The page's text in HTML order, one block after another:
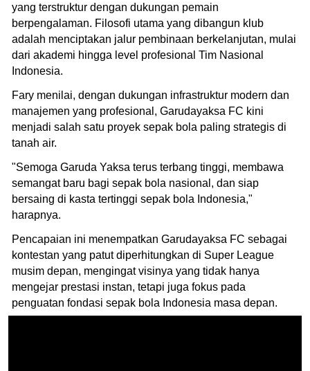
yang terstruktur dengan dukungan pemain
berpengalaman. Filosofi utama yang dibangun klub
adalah menciptakan jalur pembinaan berkelanjutan, mulai
dari akademi hingga level profesional Tim Nasional
Indonesia.
Fary menilai, dengan dukungan infrastruktur modern dan
manajemen yang profesional, Garudayaksa FC kini
menjadi salah satu proyek sepak bola paling strategis di
tanah air.
"Semoga Garuda Yaksa terus terbang tinggi, membawa
semangat baru bagi sepak bola nasional, dan siap
bersaing di kasta tertinggi sepak bola Indonesia,"
harapnya.
Pencapaian ini menempatkan Garudayaksa FC sebagai
kontestan yang patut diperhitungkan di Super League
musim depan, mengingat visinya yang tidak hanya
mengejar prestasi instan, tetapi juga fokus pada
penguatan fondasi sepak bola Indonesia masa depan.